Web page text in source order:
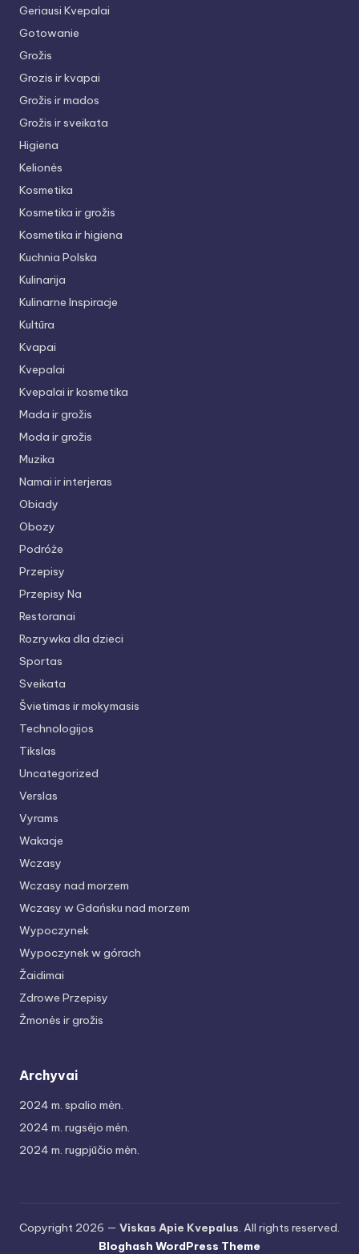
Geriausi Kvepalai
Gotowanie
Grožis
Grozis ir kvapai
Grožis ir mados
Grožis ir sveikata
Higiena
Kelionės
Kosmetika
Kosmetika ir grožis
Kosmetika ir higiena
Kuchnia Polska
Kulinarija
Kulinarne Inspiracje
Kultūra
Kvapai
Kvepalai
Kvepalai ir kosmetika
Mada ir grožis
Moda ir grožis
Muzika
Namai ir interjeras
Obiady
Obozy
Podróże
Przepisy
Przepisy Na
Restoranai
Rozrywka dla dzieci
Sportas
Sveikata
Švietimas ir mokymasis
Technologijos
Tikslas
Uncategorized
Verslas
Vyrams
Wakacje
Wczasy
Wczasy nad morzem
Wczasy w Gdańsku nad morzem
Wypoczynek
Wypoczynek w górach
Žaidimai
Zdrowe Przepisy
Žmonės ir grožis
Archyvai
2024 m. spalio mėn.
2024 m. rugsėjo mėn.
2024 m. rugpjūčio mėn.
Copyright 2026 — Viskas Apie Kvepalus. All rights reserved.
Bloghash WordPress Theme